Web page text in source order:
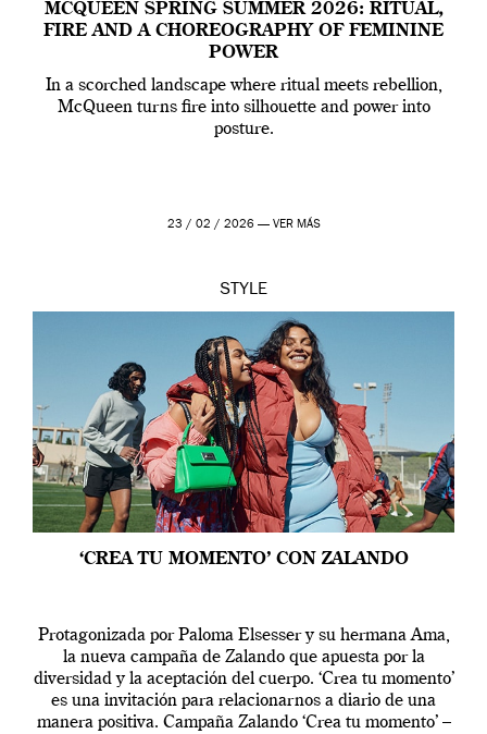
MCQUEEN SPRING SUMMER 2026: RITUAL,
FIRE AND A CHOREOGRAPHY OF FEMININE
POWER
In a scorched landscape where ritual meets rebellion,
McQueen turns fire into silhouette and power into
posture.
23 / 02 / 2026 — VER MÁS
STYLE
‘CREA TU MOMENTO’ CON ZALANDO
Protagonizada por Paloma Elsesser y su hermana Ama,
la nueva campaña de Zalando que apuesta por la
diversidad y la aceptación del cuerpo. ‘Crea tu momento’
es una invitación para relacionarnos a diario de una
manera positiva. Campaña Zalando ‘Crea tu momento’ –